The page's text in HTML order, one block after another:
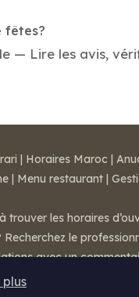
fêtes?
— Lire les avis,
plus
| Horaires Maroc |
| Menu restaurant |
les horaires
le
avec un